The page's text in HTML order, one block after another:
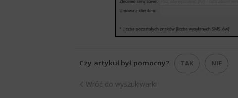
Czy artykuł był pomocny? TAK NIE
Wróć do wyszukiwarki